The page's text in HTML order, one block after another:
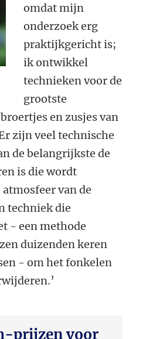
omdat mijn
onderzoek erg
praktijkgericht is;
ik ontwikkel
technieken voor de
grootste
en zusjes van
zijn veel technische
de belangrijkste de
is die wordt
van de
techniek die
- een methode
duizenden keren
- om het fonkelen
prijzen voor